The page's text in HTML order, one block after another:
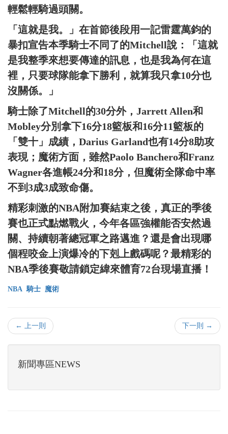
輕鬆輕騎過頭關。
「這就是我。」在首節後段用一記雷霆萬鈞的
暴扣宣告本季騎士不同了的Mitchell說：「這就
是我整季來想要傳達的訊息，也是我為何在這
裡，只要球隊能拿下勝利，就算我只拿10分也
沒關係。」
騎士除了Mitchell的30分外，Jarrett Allen和
Mobley分別拿下16分18籃板和16分11籃板的
「雙十」成績，Darius Garland也有14分8助攻
表現；魔術方面，雖然Paolo Banchero和Franz
Wagner各進帳24分和18分，但魔術全隊命中率
不到3成3成致命傷。
精彩刺激的NBA附加賽結束之後，真正的季後
賽也正式點燃戰火，今年各區強權能否安然過
關、持續朝著總冠軍之路邁進？還是會出現哪
個程咬金上演爆冷的下剋上戲碼呢？最精彩的
NBA季後賽敬請鎖定緯來體育72台現場直播！
NBA 騎士 魔術
← 上一則 下一則 →
新聞專區NEWS